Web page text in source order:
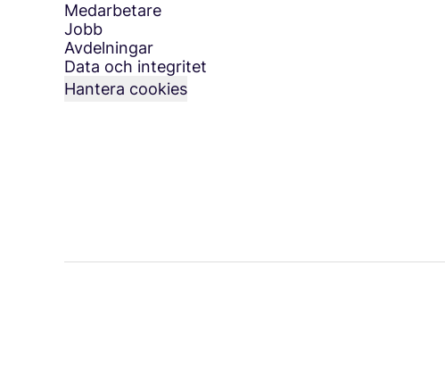
Medarbetare
Jobb
Avdelningar
Data och integritet
Hantera cookies